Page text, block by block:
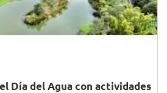
Día del Agua con actividades